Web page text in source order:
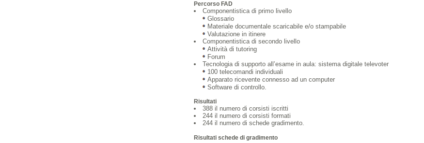
Percorso FAD
Componentistica di primo livello
Glossario
Materiale documentale scaricabile e/o stampabile
Valutazione in itinere
Componentistica di secondo livello
Attività di tutoring
Forum
Tecnologia di supporto all’esame in aula: sistema digitale televoter
100 telecomandi individuali
Apparato ricevente connesso ad un computer
Software di controllo.
Risultati
388 il numero di corsisti iscritti
244 il numero di corsisti formati
244 il numero di schede gradimento.
Risultati schede di gradimento